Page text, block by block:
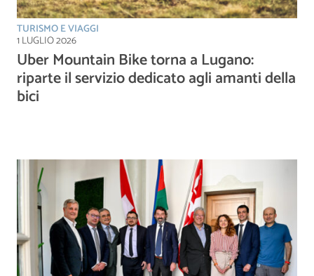
TURISMO E VIAGGI
1 LUGLIO 2026
Uber Mountain Bike torna a Lugano:
riparte il servizio dedicato agli amanti della
bici